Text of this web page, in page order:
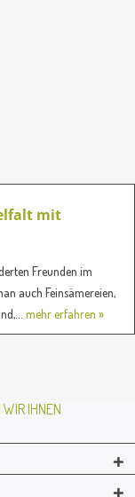
mit
Freunden im
auch Feinsämereien,
mehr erfahren »
IHNEN